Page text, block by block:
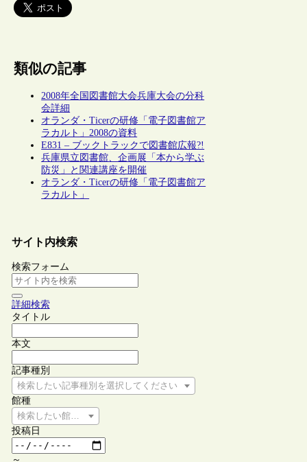
類似の記事
2008年全国図書館大会兵庫大会の分科
会詳細
オランダ・Ticerの研修「電子図書館ア
ラカルト」2008の資料
E831 – ブックトラックで図書館広報?!
兵庫県立図書館、企画展「本から学ぶ
防災」と関連講座を開催
オランダ・Ticerの研修「電子図書館ア
ラカルト」
サイト内検索
検索フォーム
詳細検索
タイトル
本文
記事種別
検索したい記事種別を選択してください
館種
検索したい館種を選択してください
投稿日
～